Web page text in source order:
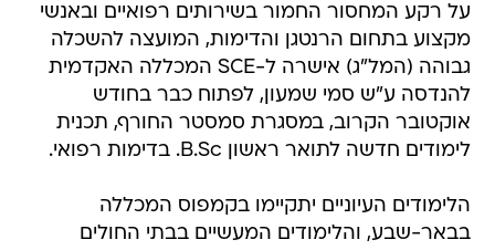
על רקע המחסור החמור בשירותים רפואיים ובאנשי
מקצוע בתחום הרנטגן והדימות, המועצה להשכלה
גבוהה (המל"ג) אישרה ל-SCE המכללה האקדמית
להנדסה ע"ש סמי שמעון, לפתוח כבר בחודש
אוקטובר הקרוב, במסגרת סמסטר החורף, תכנית
לימודים חדשה לתואר ראשון B.Sc. בדימות רפואי.
הלימודים העיוניים יתקיימו בקמפוס המכללה
בבאר-שבע, והלימודים המעשיים בבתי החולים